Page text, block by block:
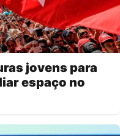
jovens para
espaço no